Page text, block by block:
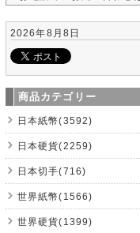
2026年8月8日
商品カテゴリー
日本紙幣(3592)
日本硬貨(2259)
日本切手(716)
世界紙幣(1566)
世界硬貨(1399)